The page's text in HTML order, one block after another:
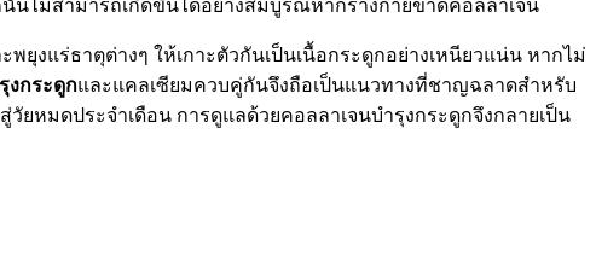
นไม่สามารถเกิดขึ้นได้อย่างสมบูรณ์หากร่างกายขาดคอลลาเจน
ยุงแร่ธาตุต่างๆ ให้เกาะตัวกันเป็นเนื้อกระดูกอย่างเหนียวแน่น หากไม่
งกระดูกและแคลเซียมควบคู่กันจึงถือเป็นแนวทางที่ชาญฉลาดสำหรับ
ยหมดประจำเดือน การดูแลด้วยคอลลาเจนบำรุงกระดูกจึงกลายเป็น